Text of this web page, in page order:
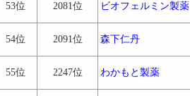
53位 2081位 ビオフェルミン製薬
54位 2091位 森下仁丹
55位 2247位 わかもと製薬